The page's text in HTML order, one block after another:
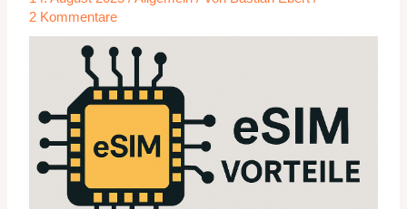
2 Kommentare